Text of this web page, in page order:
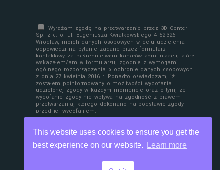
This website uses cookies to ensure you get the
best experience on our website.
Learn more
Wyrażam zgodę na przetwarzanie przez 3D Center
Sp. z o. o. ul. Eugeniusza Kwiatkowskiego 4 52-326
Wrocław, moich danych osobowych w celu udzielenia
odpowiedzi na pytanie zadane przez formularz
kontaktowy za pośrednictwem kanałów komunikacji, które
wskazałem/am w formularzu, zgodnie z wymogami
ogólnego rozporządzenia o ochronie danych osobowych
z dnia 27 kwietnia 2016 r. Ponadto oświadczam, iż
zostałem poinformowany o możliwości wycofania
udzielonej zgody w każdym momencie oraz o tym, że
wycofanie zgody nie wpływa na zgodność z prawem
przetwarzania, którego dokonano na podstawie zgody
przed jej wycofaniem.